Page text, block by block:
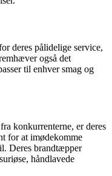
deres pålidelige service,
også det
til enhver smag og
konkurrenterne, er deres
for at imødekomme
Deres brandtæpper
håndlavede